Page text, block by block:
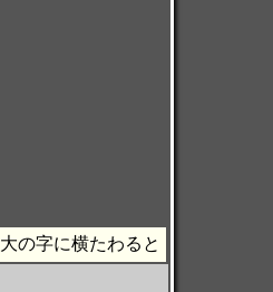
大の字に横たわると